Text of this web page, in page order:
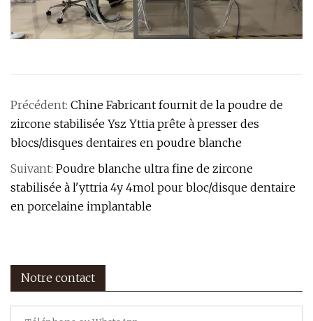
Précédent: Chine Fabricant fournit de la poudre de
zircone stabilisée Ysz Yttia prête à presser des
blocs/disques dentaires en poudre blanche
Suivant: Poudre blanche ultra fine de zircone
stabilisée à l'yttria 4y 4mol pour bloc/disque dentaire
en porcelaine implantable
Notre contact